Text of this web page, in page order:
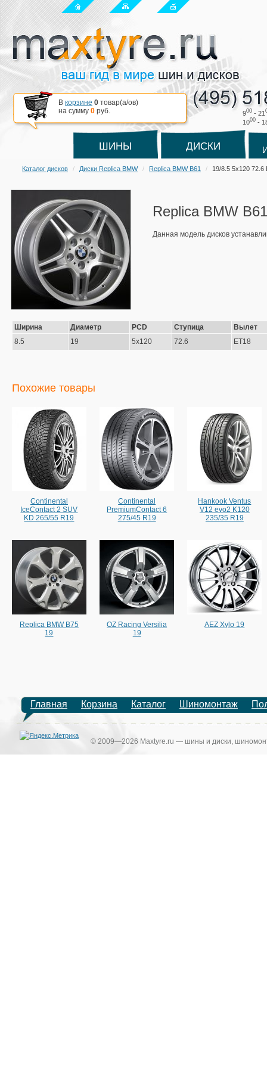
900 - 21
1000 -
В корзине 0 товар(a/ов)
на сумму 0 руб.
ШИНЫ ДИСКИ
Каталог дисков Диски Replica BMW Replica BMW B61 19/8.5 5x120 72.6
Replica BMW
Данная модель дисков
Ширина Диаметр PCD Ступица
Вылет
8.5
19 5x120 72.6 ET18
Похожие товары
Continental
IceContact 2 SUV
KD 265/55 R19
Continental
PremiumContact 6
275/45 R19
Hankook Ventus
V12 evo2 K120
235/35 R19
Replica BMW B75
19
OZ Racing Versilia
19
AEZ Xylo 19
Главная Корзина Каталог Шиномонтаж
© 2009—2026 Maxtyre.ru — шины и диски,